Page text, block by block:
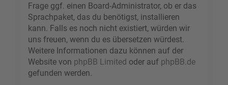
Frage ggf. einen Board-Administrator, ob er das
Sprachpaket, das du benötigst, installieren
kann. Falls es noch nicht existiert, würden wir
uns freuen, wenn du es übersetzen würdest.
Weitere Informationen dazu können auf der
Website von phpBB Limited oder auf phpBB.de
gefunden werden.